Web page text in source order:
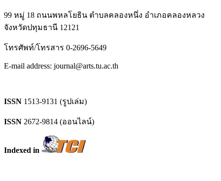
99 หมู่ 18 ถนนพหลโยธิน ตำบลคลองหนึ่ง อำเภอคลองหลวง
จังหวัดปทุมธานี 12121
โทรศัพท์/โทรสาร 0-2696-5649
E-mail address: journal@arts.tu.ac.th
ISSN 1513-9131 (รูปเล่ม)
ISSN 2672-9814 (ออนไลน์)
Indexed in